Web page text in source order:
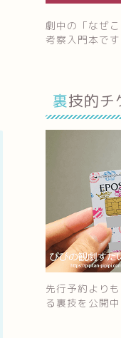
劇中の「なぜ
考察入門本です
裏技的
先行予約より
る裏技を公開中